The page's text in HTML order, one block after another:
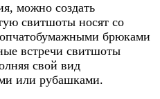
можно создать
свитшоты носят со
брюками
встречи свитшоты
свой вид
или рубашками.